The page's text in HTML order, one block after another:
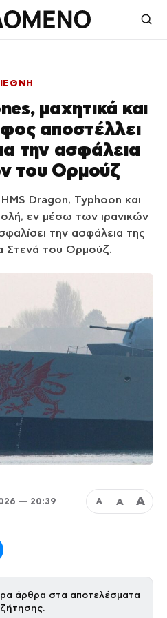
μαχητικά και
αποστέλλει
την ασφάλεια
του Ορμούζ
Dragon, Typhoon και
εν μέσω των ιρανικών
την ασφάλεια της
Στενά του Ορμούζ.
— 20:39 Α Α Α
άρθρα στα αποτελέσματα